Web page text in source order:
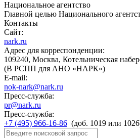
Национальное агентство
Главной целью Национального
Контакты
Сайт:
nark.ru
Адрес для корреспонденции:
109240, Москва, Котельническая
(В РСПП для АНО «НАРК»)
E-mail:
nok-nark@nark.ru
Пресс-служба:
pr@nark.ru
Пресс-служба:
+7 (495) 966-16-86 (доб. 1019 или